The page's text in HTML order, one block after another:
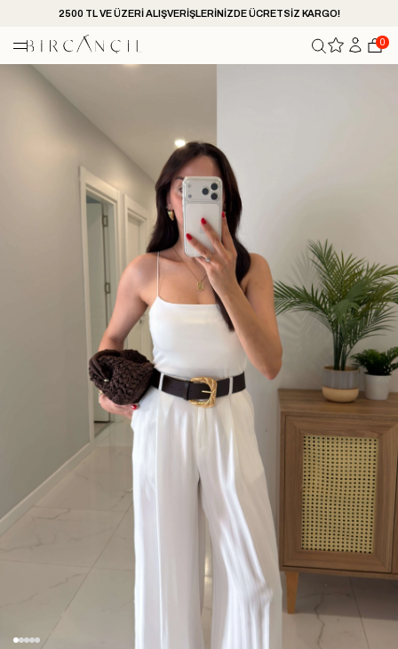
2500 TL VE ÜZERİ ALIŞVERİŞLERİNİZDE ÜCRETSİZ KARGO!
0